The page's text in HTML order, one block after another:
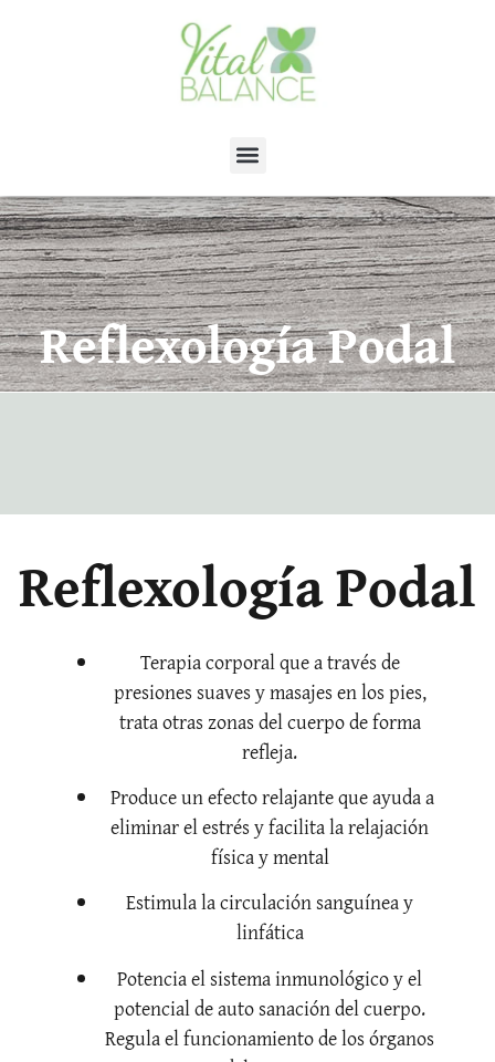
Reflexología Podal
Reflexología Podal
Terapia corporal que a través de
presiones suaves y masajes en los pies,
trata otras zonas del cuerpo de forma
refleja.
Produce un efecto relajante que ayuda a
eliminar el estrés y facilita la relajación
física y mental
Estimula la circulación sanguínea y
linfática
Potencia el sistema inmunológico y el
potencial de auto sanación del cuerpo.
Regula el funcionamiento de los órganos